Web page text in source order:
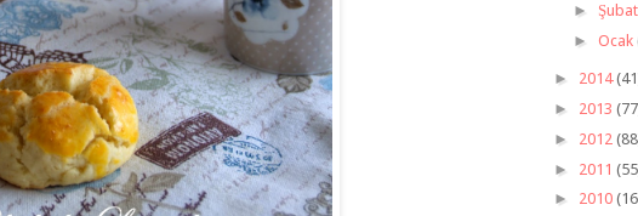
► Şubat
► Ocak
► 2014
► 2013
► 2012
► 2011
► 2010